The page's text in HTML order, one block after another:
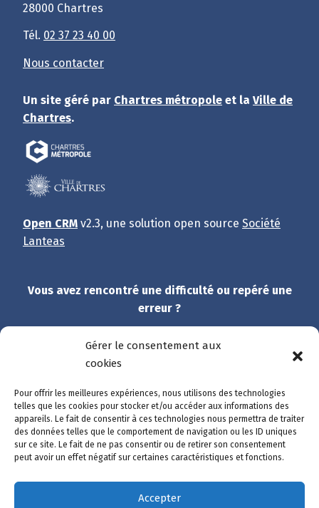
Gérer le consentement aux
cookies
Pour offrir les meilleures expériences, nous utilisons des technologies
telles que les cookies pour stocker et/ou accéder aux informations des
appareils. Le fait de consentir à ces technologies nous permettra de traiter
des données telles que le comportement de navigation ou les ID uniques
sur ce site. Le fait de ne pas consentir ou de retirer son consentement
peut avoir un effet négatif sur certaines caractéristiques et fonctions.
Accepter
28000 Chartres
Tél. 02 37 23 40 00
Nous contacter
Un site géré par Chartres métropole et la Ville de
Chartres.
Open CRM v2.3, une solution open source Société
Lanteas
Vous avez rencontré une difficulté ou repéré une
erreur ?
Dites-nous tout !
Accès rapide
Catalogue des démarches
Suivre ma démarche